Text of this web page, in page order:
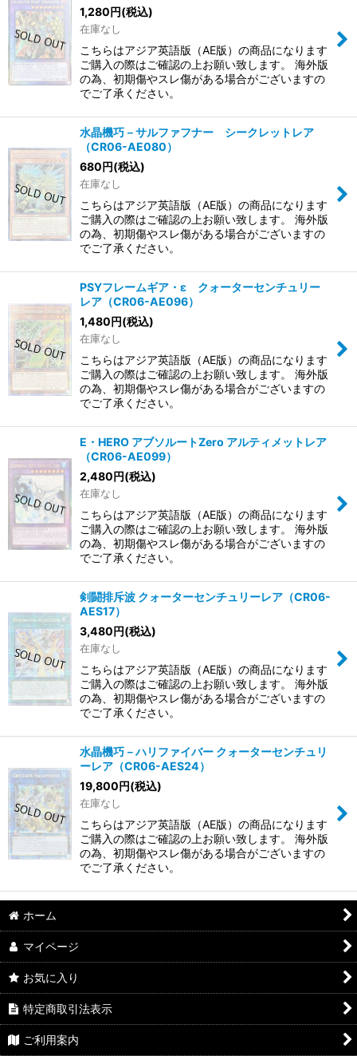
1,280円(税込)
在庫なし
こちらはアジア英語版（AE版）の商品になります
ご購入の際はご確認の上お願い致します。 海外版
の為、初期傷やスレ傷がある場合がございますの
でご了承ください。
水晶機巧－サルファフナー シークレットレア
（CR06-AE080）
680円(税込)
在庫なし
こちらはアジア英語版（AE版）の商品になります
ご購入の際はご確認の上お願い致します。 海外版
の為、初期傷やスレ傷がある場合がございますの
でご了承ください。
PSYフレームギア・ε クォーターセンチュリー
レア（CR06-AE096）
1,480円(税込)
在庫なし
こちらはアジア英語版（AE版）の商品になります
ご購入の際はご確認の上お願い致します。 海外版
の為、初期傷やスレ傷がある場合がございますの
でご了承ください。
E・HERO アブソルートZero アルティメットレア
（CR06-AE099）
2,480円(税込)
在庫なし
こちらはアジア英語版（AE版）の商品になります
ご購入の際はご確認の上お願い致します。 海外版
の為、初期傷やスレ傷がある場合がございますの
でご了承ください。
剣闘排斥波 クォーターセンチュリーレア（CR06-
AES17）
3,480円(税込)
在庫なし
こちらはアジア英語版（AE版）の商品になります
ご購入の際はご確認の上お願い致します。 海外版
の為、初期傷やスレ傷がある場合がございますの
でご了承ください。
水晶機巧－ハリファイバー クォーターセンチュリ
ーレア（CR06-AES24）
19,800円(税込)
在庫なし
こちらはアジア英語版（AE版）の商品になります
ご購入の際はご確認の上お願い致します。 海外版
の為、初期傷やスレ傷がある場合がございますの
でご了承ください。
ホーム
マイページ
お気に入り
特定商取引法表示
ご利用案内